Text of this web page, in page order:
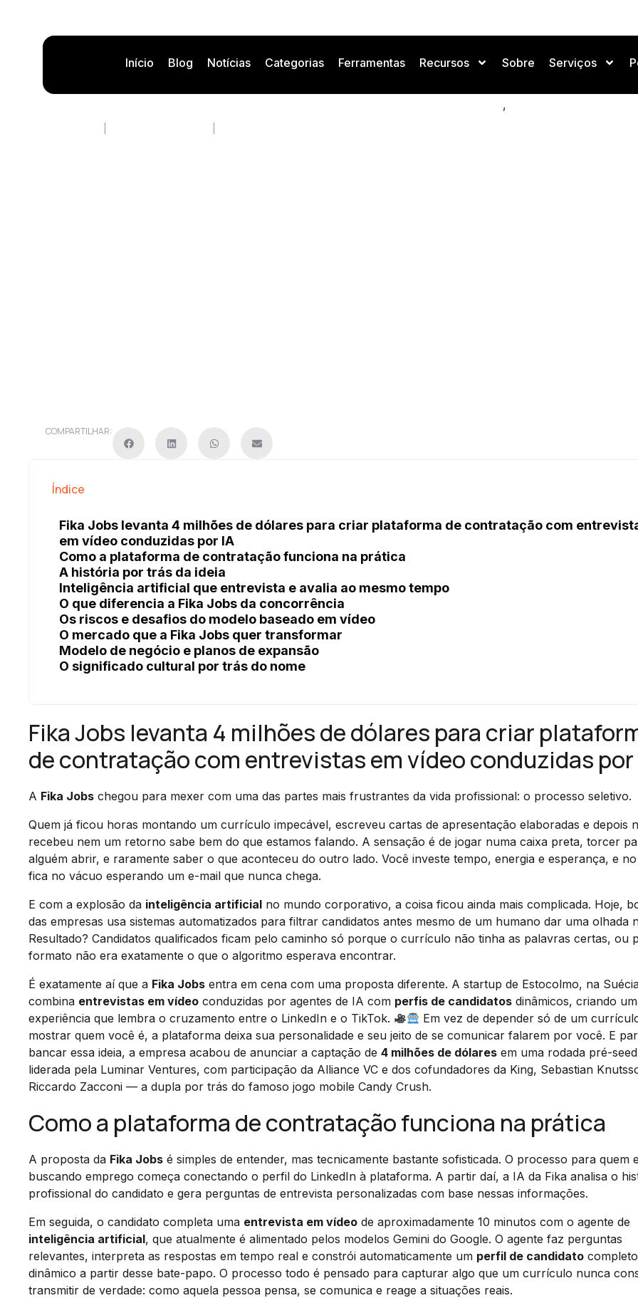
Início Blog Notícias Categorias Ferramentas Recursos Sobre Serviços
Fika Jobs: IA entrevista candidatos em
,
COMPARTILHAR:
Índice
Fika Jobs levanta 4 milhões de dólares para criar plataforma de contratação com
em vídeo conduzidas por IA
Como a plataforma de contratação funciona na prática
A história por trás da ideia
Inteligência artificial que entrevista e avalia ao mesmo tempo
O que diferencia a Fika Jobs da concorrência
Os riscos e desafios do modelo baseado em vídeo
O mercado que a Fika Jobs quer transformar
Modelo de negócio e planos de expansão
O significado cultural por trás do nome
Fika Jobs levanta 4 milhões de dólares para criar
de contratação com entrevistas em vídeo conduzidas por
A Fika Jobs chegou para mexer com uma das partes mais frustrantes da vida profissional: o processo seletivo.
Quem já ficou horas montando um currículo impecável, escreveu cartas de apresentação elaboradas e depois
recebeu nem um retorno sabe bem do que estamos falando. A sensação é de jogar numa caixa preta, torcer
alguém abrir, e raramente saber o que aconteceu do outro lado. Você investe tempo, energia e esperança, e
fica no vácuo esperando um e-mail que nunca chega.
E com a explosão da inteligência artificial no mundo corporativo, a coisa ficou ainda mais complicada. Hoje,
das empresas usa sistemas automatizados para filtrar candidatos antes mesmo de um humano dar uma olhada
Resultado? Candidatos qualificados ficam pelo caminho só porque o currículo não tinha as palavras certas, ou
formato não era exatamente o que o algoritmo esperava encontrar.
É exatamente aí que a Fika Jobs entra em cena com uma proposta diferente. A startup de Estocolmo, na
combina entrevistas em vídeo conduzidas por agentes de IA com perfis de candidatos dinâmicos, criando
experiência que lembra o cruzamento entre o LinkedIn e o TikTok.
Em vez de depender só de um
mostrar quem você é, a plataforma deixa sua personalidade e seu jeito de se comunicar falarem por você. E
bancar essa ideia, a empresa acabou de anunciar a captação de 4 milhões de dólares em uma rodada pré-
liderada pela Luminar Ventures, com participação da Alliance VC e dos cofundadores da King, Sebastian
Riccardo Zacconi — a dupla por trás do famoso jogo mobile Candy Crush.
Como a plataforma de contratação funciona na prática
A proposta da Fika Jobs é simples de entender, mas tecnicamente bastante sofisticada. O processo para quem
buscando emprego começa conectando o perfil do LinkedIn à plataforma. A partir daí, a IA da Fika analisa o
profissional do candidato e gera perguntas de entrevista personalizadas com base nessas informações.
Em seguida, o candidato completa uma entrevista em vídeo de aproximadamente 10 minutos com o agente de
inteligência artificial, que atualmente é alimentado pelos modelos Gemini do Google. O agente faz perguntas
relevantes, interpreta as respostas em tempo real e constrói automaticamente um perfil de candidato
dinâmico a partir desse bate-papo. O processo todo é pensado para capturar algo que um currículo nunca
transmitir de verdade: como aquela pessoa pensa, se comunica e reage a situações reais.